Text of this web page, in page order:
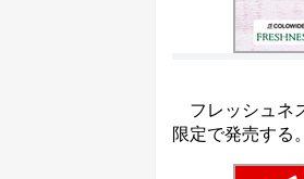
フレッシュネ
限定で発売する